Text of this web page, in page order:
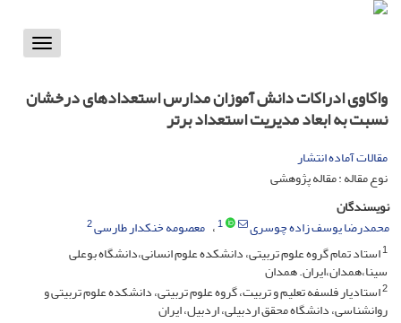
Toggle
واکاوی ادراکات دانش آموزان مدارس استعدادهای درخشان
نسبت به ابعاد مدیریت استعداد برتر
مقالات آماده انتشار
نوع مقاله : مقاله پژوهشی
نویسندگان
محمدرضا یوسف زاده چوسری
1 معصومه خنکدار طارسی2
1استاد تمام گروه علوم تربیتی، دانشکده علوم انسانی،دانشگاه بوعلی
سینا،همدان،ایران. همدان
2استادیار فلسفه تعلیم و تربیت، گروه علوم تربیتی، دانشکده علوم تربیتی و
روانشناسی، دانشگاه محقق اردبیلی، اردبیل، ایران